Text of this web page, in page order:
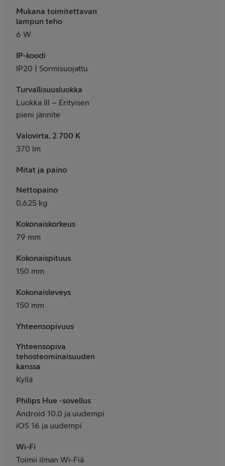
Mukana toimitettavan
lampun teho
6 W
IP-koodi
IP20 | Sormisuojattu
Turvallisuusluokka
Luokka III – Erityisen
pieni jännite
Valovirta, 2 700 K
370 lm
Mitat ja paino
Nettopaino
0,625 kg
Kokonaiskorkeus
79 mm
Kokonaispituus
150 mm
Kokonaisleveys
150 mm
Yhteensopivuus
Yhteensopiva
tehosteominaisuuden
kanssa
Kyllä
Philips Hue -sovellus
Android 10.0 ja uudempi
iOS 16 ja uudempi
Wi-Fi
Toimii ilman Wi-Fiä